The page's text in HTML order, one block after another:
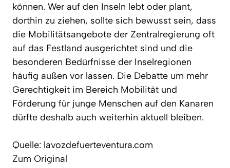
können. Wer auf den Inseln lebt oder plant,
dorthin zu ziehen, sollte sich bewusst sein, dass
die Mobilitätsangebote der Zentralregierung oft
auf das Festland ausgerichtet sind und die
besonderen Bedürfnisse der Inselregionen
häufig außen vor lassen. Die Debatte um mehr
Gerechtigkeit im Bereich Mobilität und
Förderung für junge Menschen auf den Kanaren
dürfte deshalb auch weiterhin aktuell bleiben.
Quelle: lavozdefuerteventura.com
Zum Original